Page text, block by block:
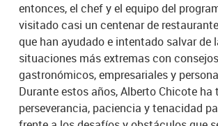
entonces, el chef y el equipo del
visitado casi un centenar de
que han ayudado e intentado salvar de
situaciones más extremas con consejos
gastronómicos, empresariales y
Durante estos años, Alberto Chicote ha
perseverancia, paciencia y tenacidad